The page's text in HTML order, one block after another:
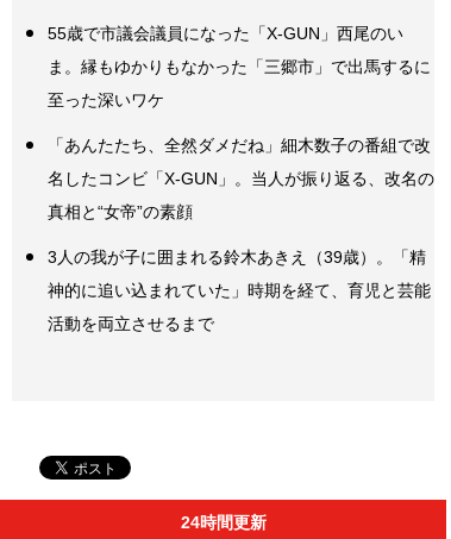
55歳で市議会議員になった「X-GUN」西尾のい
ま。縁もゆかりもなかった「三郷市」で出馬するに
至った深いワケ
「あんたたち、全然ダメだね」細木数子の番組で改
名したコンビ「X-GUN」。当人が振り返る、改名の
真相と“女帝”の素顔
3人の我が子に囲まれる鈴木あきえ（39歳）。「精
神的に追い込まれていた」時期を経て、育児と芸能
活動を両立させるまで
24時間更新